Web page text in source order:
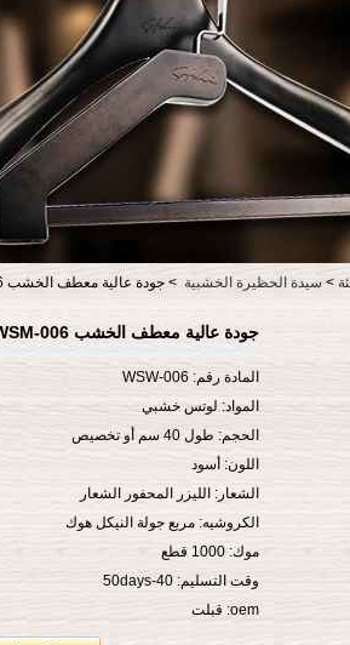
> سيدة الحظيرة الخشبية > جودة عالية معطف الخشب WSM-006 هوك
جودة عالية معطف الخشب WSM-006 هوك
المادة رقم: WSW-006
المواد: لوتس خشبي
الحجم: طول 40 سم أو تخصيص
اللون: أسود
الشعار: الليزر المحفور الشعار
الكروشيه: مربع جولة النيكل هوك
موك: 1000 قطع
وقت التسليم: 40-50days
oem: قبلت